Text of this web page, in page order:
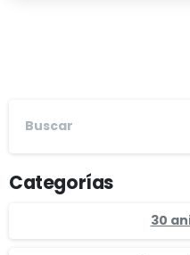
Categorías
30